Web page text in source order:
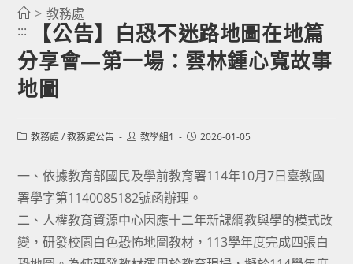
> 教務處
:::
【公告】白恐不迷路地圖在地篇
分享會—第一場：雲林鍾心寬故事
地圖
Post教務處 / 教務處公告
Post教學組1
Post2026-01-05
一、依據教育部國民及學前教育署114年10月7日臺教國
署學字第1140085182號函辦理。
二、人權教育資源中心因應十二年新課綱教與學的模式改
變，研發校園白色恐怖地圖教材，113學年度完成四張白